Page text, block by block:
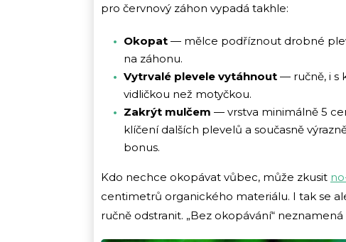
pro červnový záhon vypadá takhle:
Okopat — mělce podříznout drobné
na záhonu.
Vytrvalé plevele vytáhnout — ručně, i s
vidličkou než motyčkou.
Zakrýt mulčem — vrstva minimálně 5
klíčení dalších plevelů a současně
bonus.
Kdo nechce okopávat vůbec, může zkusit
centimetrů organického materiálu. I tak se
ručně odstranit. „Bez okopávání“